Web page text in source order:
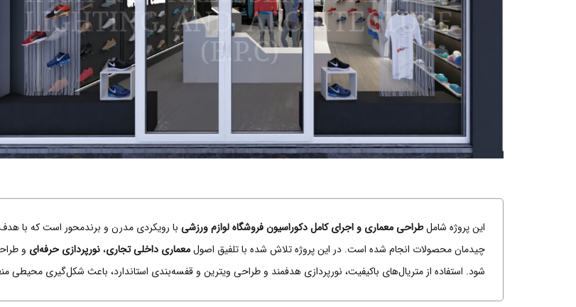
این پروژه شاملطراحی معماری و اجرای کامل دکوراسیون فروشگاه لوازم ورزشی با رویکردی مدرن و برندمحور است که با
چیدمان محصولات انجام شده است. در این پروژه تلاش شده با تلفیق اصولمعماری داخلی تجاری،نورپردازی حرفه‌ای و
شود. استفاده از متریال‌های باکیفیت، نورپردازی هدفمند و طراحی ویترین و قفسه‌بندی استاندارد، باعث شکل‌گیری